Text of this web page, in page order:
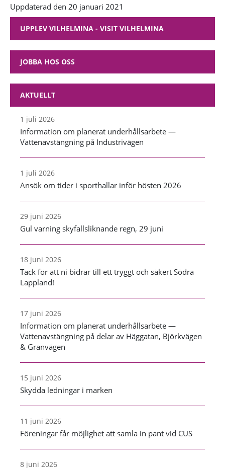
AKTUELLT
1 juli 2026
Information om planerat underhållsarbete —
Vattenavstängning på Industrivägen
1 juli 2026
Ansök om tider i sporthallar inför hösten 2026
29 juni 2026
Gul varning skyfallsliknande regn, 29 juni
18 juni 2026
Tack för att ni bidrar till ett tryggt och säkert Södra
Lappland!
17 juni 2026
Information om planerat underhållsarbete —
Vattenavstängning på delar av Häggatan, Björkvägen
& Granvägen
15 juni 2026
Skydda ledningar i marken
11 juni 2026
Föreningar får möjlighet att samla in pant vid CUS
8 juni 2026
Uppdaterad den 20 januari 2021
UPPLEV VILHELMINA - VISIT VILHELMINA
JOBBA HOS OSS